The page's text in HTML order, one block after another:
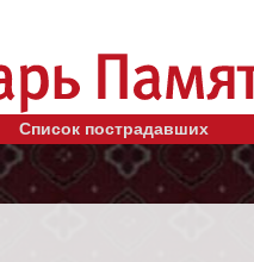
Список пострадавших